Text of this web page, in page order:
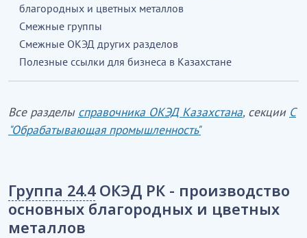
благородных и цветных металлов
Смежные группы
Смежные ОКЭД других разделов
Полезные ссылки для бизнеса в Казахстане
Все разделы справочника ОКЭД Казахстана, секции С
"Обрабатывающая промышленность"
Группа 24.4ОКЭД РК - производство
основных благородных и цветных
металлов